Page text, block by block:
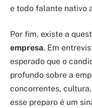
e todo falante nativo
Por fim, existe a
empresa. Em
esperado que o
profundo sobre a
concorrentes,
esse preparo é um